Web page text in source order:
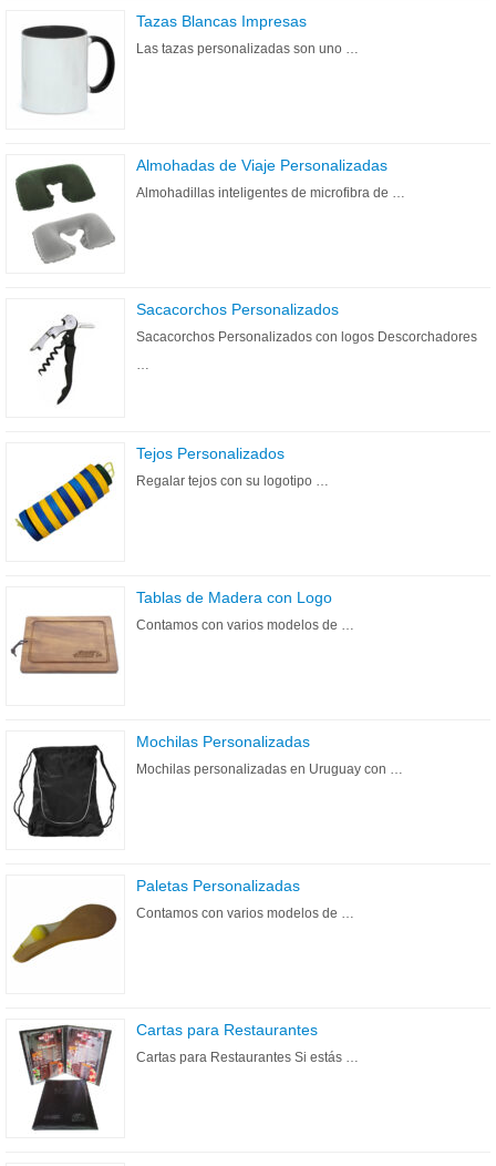
Tazas Blancas Impresas
Las tazas personalizadas son uno …
Almohadas de Viaje Personalizadas
Almohadillas inteligentes de microfibra de …
Sacacorchos Personalizados
Sacacorchos Personalizados con logos Descorchadores
…
Tejos Personalizados
Regalar tejos con su logotipo …
Tablas de Madera con Logo
Contamos con varios modelos de …
Mochilas Personalizadas
Mochilas personalizadas en Uruguay con …
Paletas Personalizadas
Contamos con varios modelos de …
Cartas para Restaurantes
Cartas para Restaurantes Si estás …